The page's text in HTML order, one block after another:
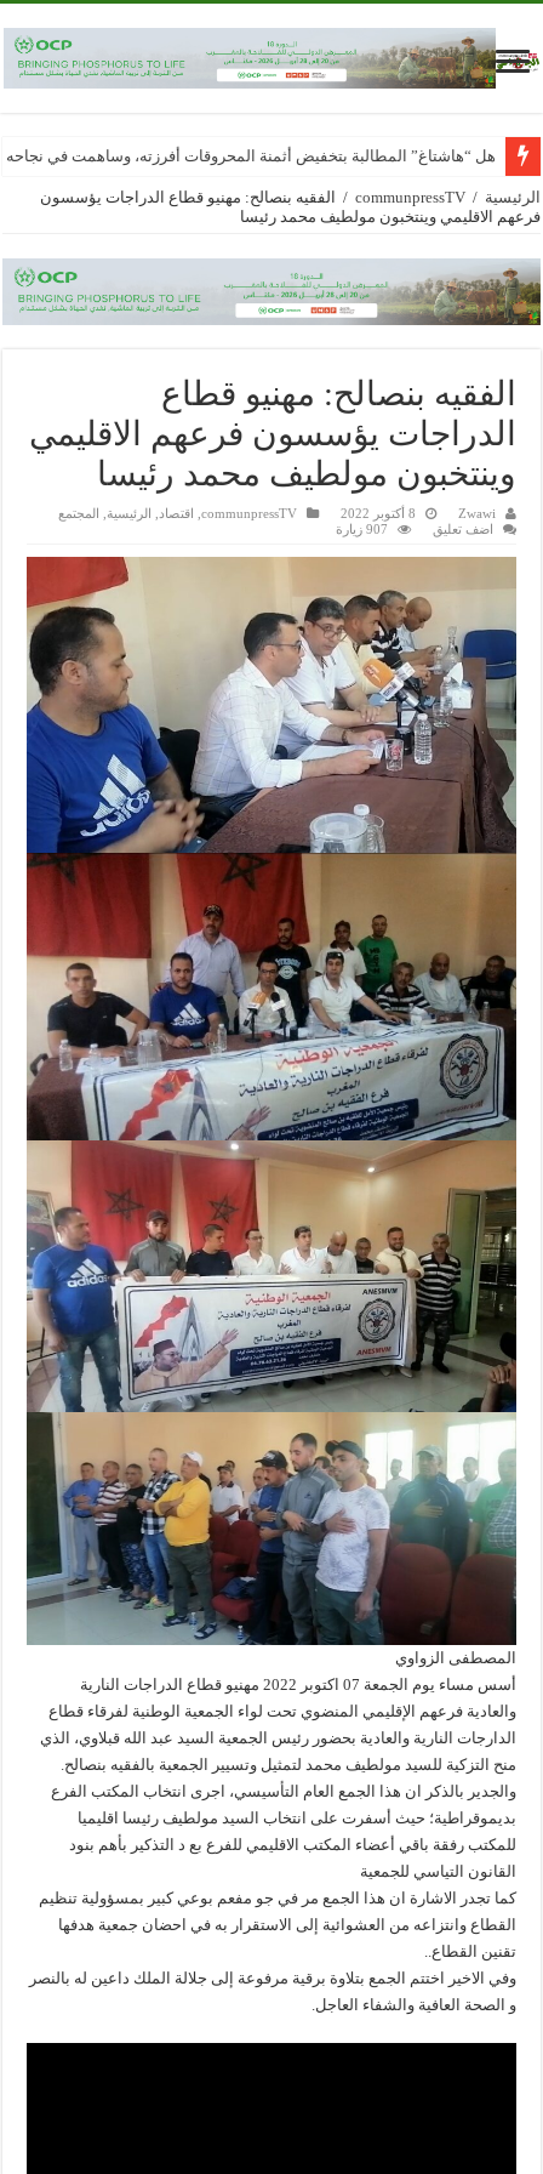
هل “هاشتاغ” المطالبة بتخفيض أثمنة المحروقات أفرزته، وساهمت في
الرئيسية /
communpressTV
/
الفقيه بنصالح: مهنيو قطاع الدراجات يؤسسون
فرعهم الاقليمي وينتخبون مولطيف محمد رئيسا
الفقيه بنصالح: مهنيو قطاع
الدراجات يؤسسون فرعهم الاقليمي
وينتخبون مولطيف محمد رئيسا
Zwawi 8 أكتوبر 2022 communpressTV اقتصاد الرئيسية
المجتمع
اضف تعليق
907 زيارة
المصطفى الزواوي
أسس مساء يوم الجمعة 07 اكتوبر 2022 مهنيو قطاع الدراجات النارية
والعادية فرعهم الإقليمي المنضوي تحت لواء الجمعية الوطنية لفرقاء قطاع
الدارجات النارية والعادية بحضور رئيس الجمعية السيد عبد الله قبلاوي، الذي
منح التزكية للسيد مولطيف محمد لتمثيل وتسيير الجمعية بالفقيه بنصالح.
والجدير بالذكر ان هذا الجمع العام التأسيسي، اجرى انتخاب المكتب الفرع
بديموقراطية؛ حيث أسفرت على انتخاب السيد مولطيف رئيسا اقليميا
للمكتب رفقة باقي أعضاء المكتب الاقليمي للفرع بع د التذكير بأهم بنود
القانون التياسي للجمعية
كما تجدر الاشارة ان هذا الجمع مر في جو مفعم بوعي كبير بمسؤولية تنظيم
القطاع وانتزاعه من العشوائية إلى الاستقرار به في احضان جمعية هدفها
تقنين القطاع..
وفي الاخير اختتم الجمع بتلاوة برقية مرفوعة إلى جلالة الملك داعين له بالنصر
و الصحة العافية والشفاء العاجل.